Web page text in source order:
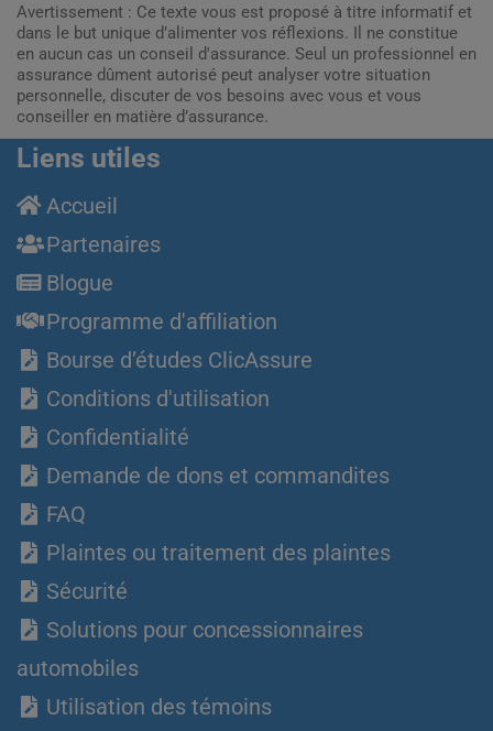
Avertissement : Ce texte vous est proposé à titre informatif et
dans le but unique d’alimenter vos réflexions. Il ne constitue
en aucun cas un conseil d'assurance. Seul un professionnel en
assurance dûment autorisé peut analyser votre situation
personnelle, discuter de vos besoins avec vous et vous
conseiller en matière d’assurance.
Liens utiles
Accueil
Partenaires
Blogue
Programme d'affiliation
Bourse d’études ClicAssure
Conditions d'utilisation
Confidentialité
Demande de dons et commandites
FAQ
Plaintes ou traitement des plaintes
Sécurité
Solutions pour concessionnaires
automobiles
Utilisation des témoins